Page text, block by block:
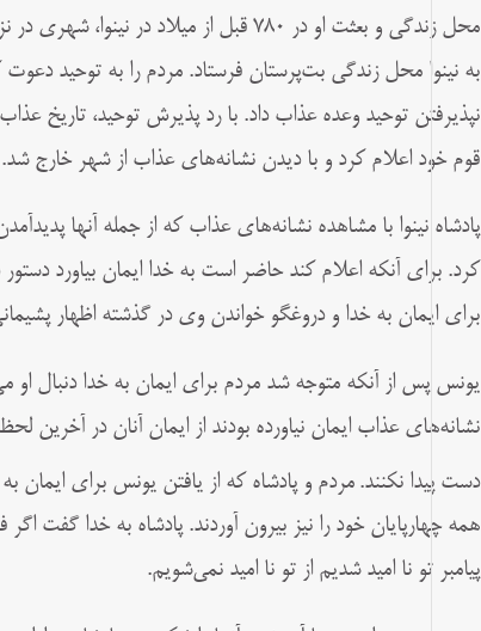
محل زندگی و بعثت او در ۷۸۰ قبل از
به نینوا محل زندگی بت‌پرستان فرستاد. مردم را به توحید دعوت
نپذیرفتن توحید وعده عذاب داد. با رد پذیرش توحید، تاریخ
قوم خود اعلام کرد و با دیدن نشانه‌‌های عذاب از شهر خارج شد.
پادشاه نینوا با مشاهده نشانه‌های عذاب که از جمله آنها
کرد. برای آنکه اعلام کند حاضر است به خدا ایمان بیاورد
برای ایمان به خدا و دروغگو خواندن وی در گذشته اظهار
یونس پس از آنکه متوجه شد مردم برای ایمان به خدا دنبال او
نشانه‌های عذاب ایمان نیاورده بودند از ایمان آنان در آخرین
دست پیدا نکنند. مردم و پادشاه که از یافتن یونس برای ایمان به
همه چهارپایان خود را نیز بیرون آوردند. پادشاه به خدا گفت اگر
پیامبر تو نا امید شدیم از تو نا امید نمی‌شویم.